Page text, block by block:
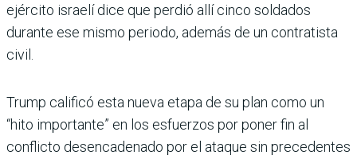
ejército israelí dice que perdió allí cinco soldados
durante ese mismo periodo, además de un contratista
civil.
Trump calificó esta nueva etapa de su plan como un
“hito importante” en los esfuerzos por poner fin al
conflicto desencadenado por el ataque sin precedentes